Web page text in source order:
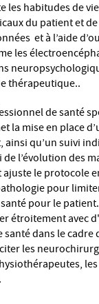
les habitudes de
du patient et
et à l’aide
les
thérapeutique..
de santé
la mise en place
ainsi qu’un suivi
l’évolution des
le protocole
pour
pour le
étroitement avec
dans le cadre
les